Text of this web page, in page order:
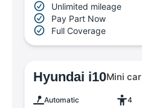
Unlimited mileage
Pay Part Now
Full Coverage
Hyundai i10Mini car
Automatic 4